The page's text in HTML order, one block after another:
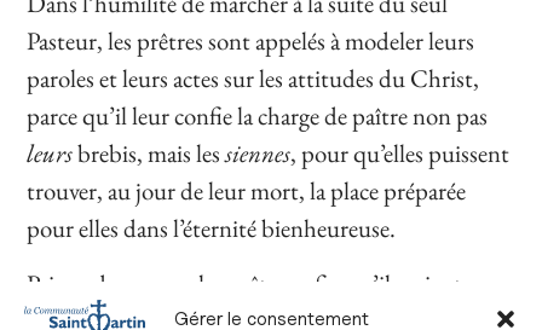
Gérer le consentement
Pasteur, les prêtres sont appelés à modeler leurs
paroles et leurs actes sur les attitudes du Christ,
parce qu’il leur confie la charge de paître non pas
leursbrebis, mais lessiennes, pour qu’elles puissent
trouver, au jour de leur mort, la place préparée
pour elles dans l’éternité bienheureuse.
Prions donc pour les prêtres, afin qu’ils soient
fidèles à leur consécration, pour les séminaristes